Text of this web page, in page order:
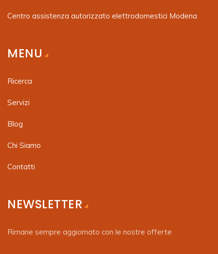
Centro assistenza autorizzato elettrodomestici Modena
MENU
Ricerca
Servizi
Blog
Chi Siamo
Contatti
NEWSLETTER
Rimane sempre aggiornato con le nostre offerte